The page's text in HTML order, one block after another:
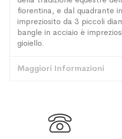
fiorentina, e dal quadrante
impreziosito da 3 piccoli
bangle in acciaio è
gioiello.
Maggiori Informazioni
